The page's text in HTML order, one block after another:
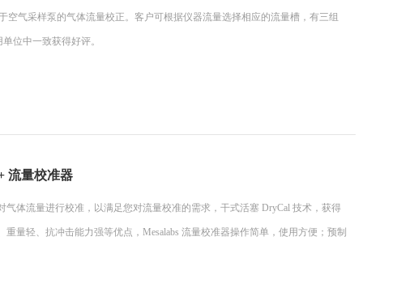
空气采样泵的气体流量校正。客户可根据仪器流量选择相应的流量槽，有三组
位中一致获得好评。
流量校准器
气体流量进行校准，以满足您对流量校准的需求，干式活塞 DryCal 技术，获得
量轻、抗冲击能力强等优点，Mesalabs 流量校准器操作简单，使用方便；预制